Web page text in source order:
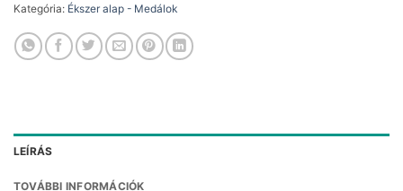
Kategória: Ékszer alap - Medálok
LEÍRÁS
TOVÁBBI INFORMÁCIÓK